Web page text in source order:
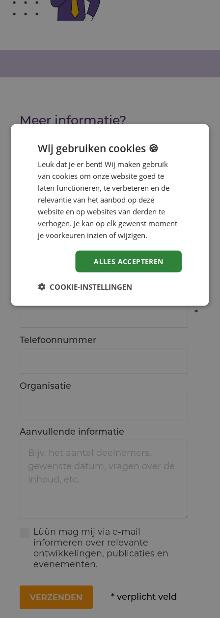
Meer informatie?
onderstaand formulier in en wij
nemen contact met je op voor een
vrijblijvend voorstel.
Voornaam
E-mailadres
Telefoonnummer
Organisatie
Aanvullende informatie
Lüün mag mij via e-mail
informeren over relevante
ontwikkelingen, publicaties en
evenementen.
* verplicht veld
Wij gebruiken cookies 🍪
Leuk dat je er bent! Wij maken gebruik
van cookies om onze website goed te
laten functioneren, te verbeteren en de
relevantie van het aanbod op deze
website en op websites van derden te
verhogen. Je kan op elk gewenst moment
je voorkeuren inzien of wijzigen.
ALLES ACCEPTEREN
COOKIE-INSTELLINGEN